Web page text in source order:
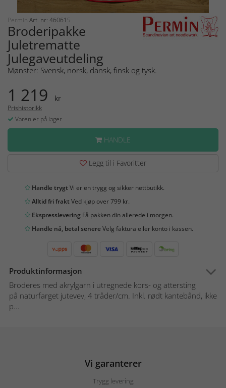
Permin Art. nr: 460615
Broderipakke
Juletrematte
Julegaveutdeling
Mønster: Svensk, norsk, dansk, finsk og tysk.
1 219 kr
Prishistorikk
Varen er på lager
HANDLE
Legg til i Favoritter
Handle trygtVi er en trygg og sikker nettbutikk.
Alltid fri fraktVed kjøp over 799 kr.
Ekspresslevering Få pakken din allerede i morgen.
Handle nå, betal senereVelg faktura eller konto i kassen.
Produktinformasjon
Broderes med akrylgarn i utregnede kors- og attersting
på naturfarget jutevev, 4 tråder/cm. Inkl. rødt kantebånd, ikke
p...
Vi garanterer
Trygg levering